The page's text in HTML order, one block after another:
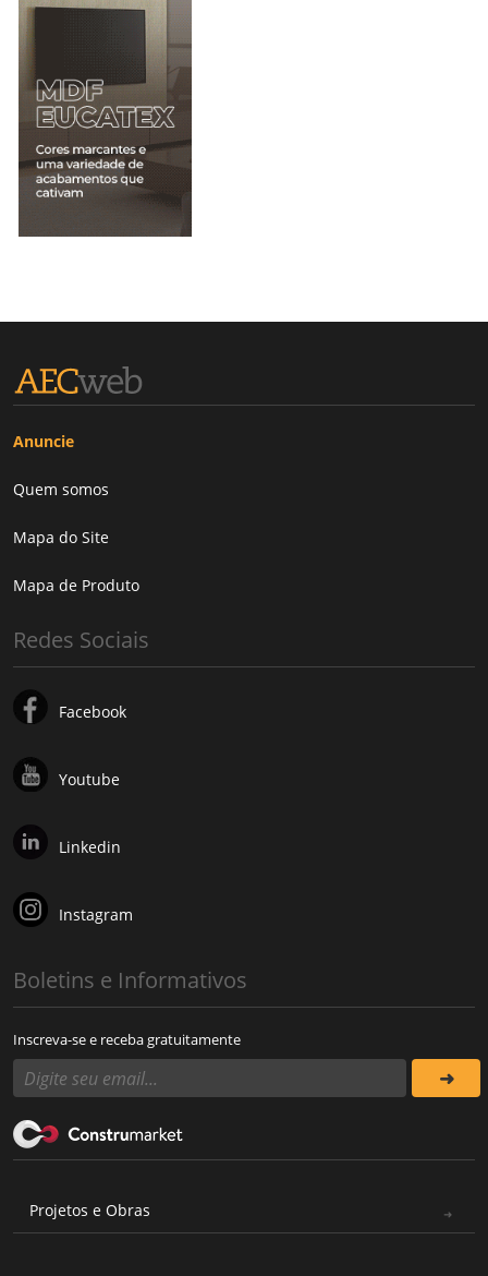
Anuncie
Quem somos
Mapa do Site
Mapa de Produto
Redes Sociais
Facebook
Youtube
Linkedin
Instagram
Boletins e Informativos
Inscreva-se e receba gratuitamente
Projetos e Obras